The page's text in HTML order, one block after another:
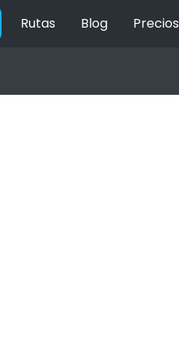
Rutas Blog Precios